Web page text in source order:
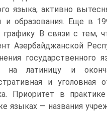
языка, активно
образования. Еще в
В связи с тем,
Азербайджанской
государственного
на латиницу и
и уголовная
Приоритет в
языках — названия